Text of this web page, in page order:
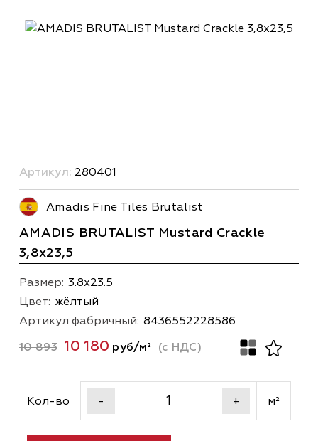
Артикул: 280401
Amadis Fine Tiles Brutalist
AMADIS BRUTALIST Mustard Crackle
3,8х23,5
Размер: 3.8х23.5
Цвет: жёлтый
Артикул фабричный: 8436552228586
10 893 10 180 руб/м² (с НДС)
Кол-во - + м²